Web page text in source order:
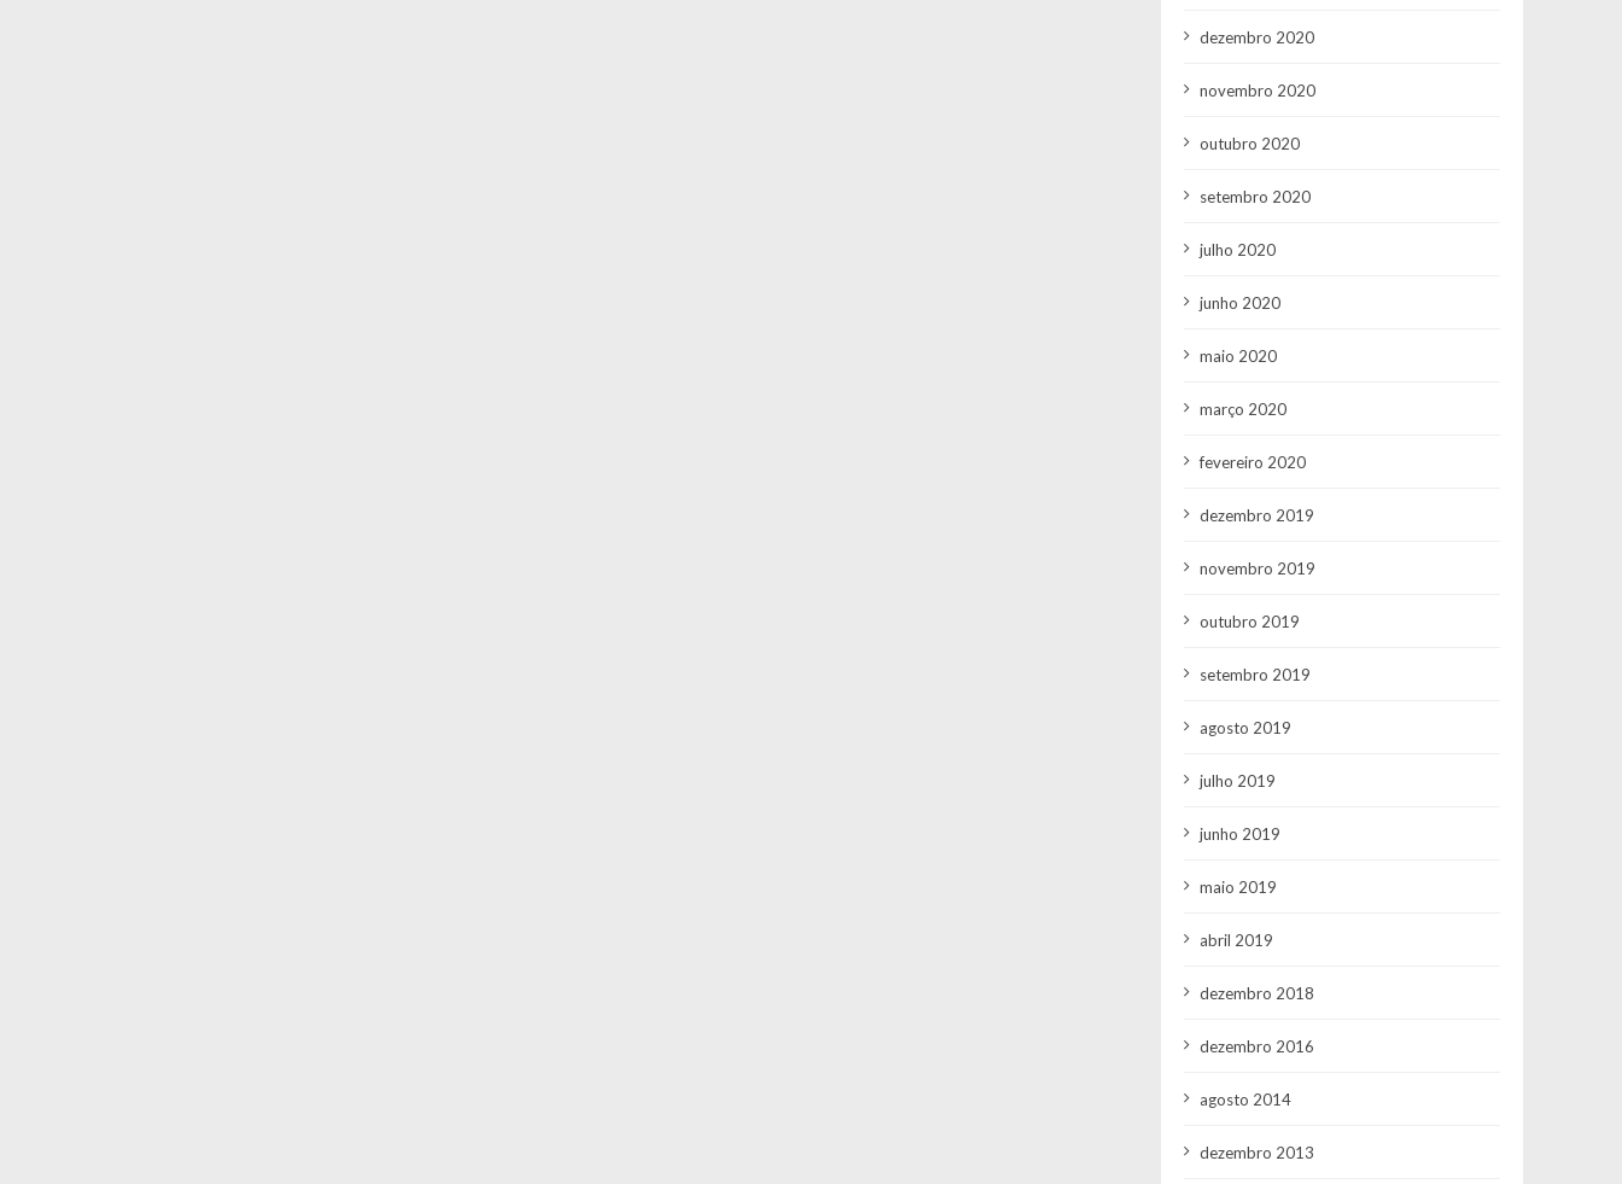
dezembro 2020
novembro 2020
outubro 2020
setembro 2020
julho 2020
junho 2020
maio 2020
março 2020
fevereiro 2020
dezembro 2019
novembro 2019
outubro 2019
setembro 2019
agosto 2019
julho 2019
junho 2019
maio 2019
abril 2019
dezembro 2018
dezembro 2016
agosto 2014
dezembro 2013